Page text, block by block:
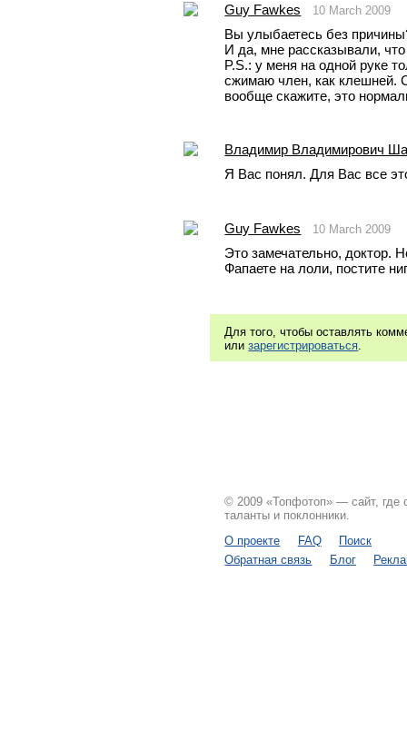
Guy Fawkes 10 March 2009
Вы улыбаетесь без
И да, мне рассказывали,
P.S.: у меня на одной руке
сжимаю член, как клешней.
вообще скажите, это
Владимир Владимирович
Я Вас понял. Для Вас все
Guy Fawkes 10 March 2009
Это замечательно, доктор.
Фапаете на лоли, постите
Для того, чтобы оставлять
илизарегистрироваться.
© 2009 «Топфотоп» — сайт, где
таланты и поклонники.
О проекте
FAQ
Поиск
Обратная связь
Блог